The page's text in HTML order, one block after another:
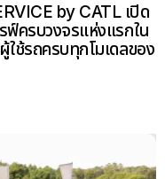
by CATL เปิด
ฟ์ครบวงจรแห่งแรกใน
ใช้รถครบทุกโมเดลของ